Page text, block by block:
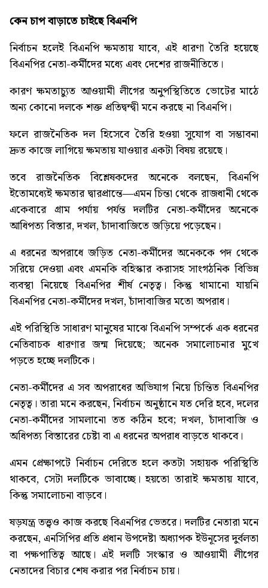
কেনচাপবাড়াতেচাইছেবিএনপি
নির্বাচন হলেই বিএনপি ক্ষমতায় যাবে, এই ধারণা তৈরি হয়েছে
বিএনপির নেতা-কর্মীদের মধ্যে এবং দেশের রাজনীতিতে।
কারণ ক্ষমতাচ্যুত আওয়ামী লীগের অনুপস্থিতিতে ভোটের মাঠে
অন্য কোনো দলকে শক্ত প্রতিদ্বন্দ্বী মনে করছে না বিএনপি।
ফলে রাজনৈতিক দল হিসেবে তৈরি হওয়া সুযোগ বা সম্ভাবনা
দ্রুত কাজে লাগিয়ে ক্ষমতায় যাওয়ার একটা বিষয় রয়েছে।
তবে রাজনৈতিক বিশ্লেষকদের অনেকে বলছেন, বিএনপি
ইতোমধ্যেই ক্ষমতার দ্বারপ্রান্তে––এমন চিন্তা থেকে রাজধানী থেকে
একেবারে গ্রাম পর্যায় পর্যন্ত দলটির নেতা-কর্মীদের অনেকে
আধিপত্য বিস্তার, দখল, চাঁদাবাজিতে জড়িয়ে পড়েছেন।
এ ধরনের অপরাধে জড়িত নেতা-কর্মীদের অনেককে পদ থেকে
সরিয়ে দেওয়া এবং এমনকি বহিস্কার করাসহ সাংগঠনিক বিভিন্ন
ব্যবস্থা নিয়েছে বিএনপির শীর্ষ নেতৃত্ব। কিন্তু থামানো যায়নি
বিএনপির নেতা-কর্মীদের দখল, চাঁদাবাজির মতো অপরাধ।
এই পরিস্থিতি সাধারণ মানুষের মাঝে বিএনপি সম্পর্কে এক ধরনের
নেতিবাচক ধারণার জন্ম দিয়েছে; অনেক সমালোচনার মুখে
পড়তে হচ্ছে দলটিকে।
নেতা-কর্মীদের এ সব অপরাধের অভিযাগ নিয়ে চিন্তিত বিএনপির
নেতৃত্ব। তারা মনে করছেন, নির্বাচন অনুষ্ঠানে যত দেরি হবে, দলের
নেতা-কর্মীদের সামলানো তত কঠিন হবে; দখল, চাঁদাবাজি ও
অধিপত্য বিস্তারের চেষ্টা বা এ ধরনের অপরাধ বাড়তে থাকবে।
এমন প্রেক্ষাপটে নির্বাচন দেরিতে হলে কতটা সহায়ক পরিস্থিতি
থাকবে, সেটা দলটিকে ভাবাচ্ছে। হয়তো তারাই ক্ষমতায় যাবে,
কিন্তু সমালোচনা বাড়বে।
ষড়যন্ত্র তত্ত্বও কাজ করছে বিএনপির ভেতরে। দলটির নেতারা মনে
করছেন, এনসিপির প্রতি প্রধান উপদেষ্টা অধ্যাপক ইউনূসের দুর্বলতা
বা পক্ষপাতিত্ব আছে। এই দলটি সংস্কার ও আওয়ামী লীগের
নেতাদের বিচার শেষ করার পর নির্বাচন চায়।